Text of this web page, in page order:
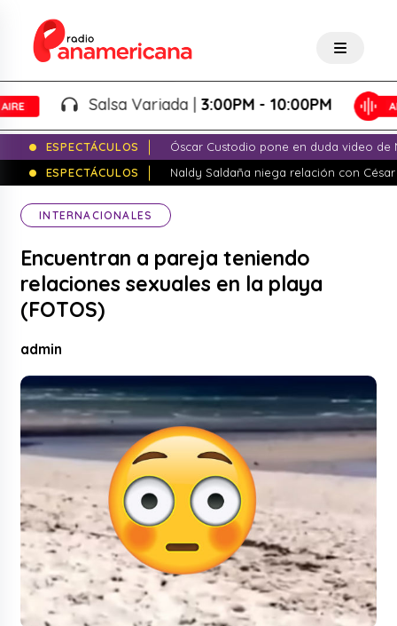
Salsa Variada |3:00PM - 10:00PM
ESPECTÁCULOS
Óscar Custodio pone en duda video de
ESPECTÁCULOS
Naldy Saldaña niega relación con
INTERNACIONALES
Encuentran a pareja teniendo
relaciones sexuales en la playa
(FOTOS)
admin